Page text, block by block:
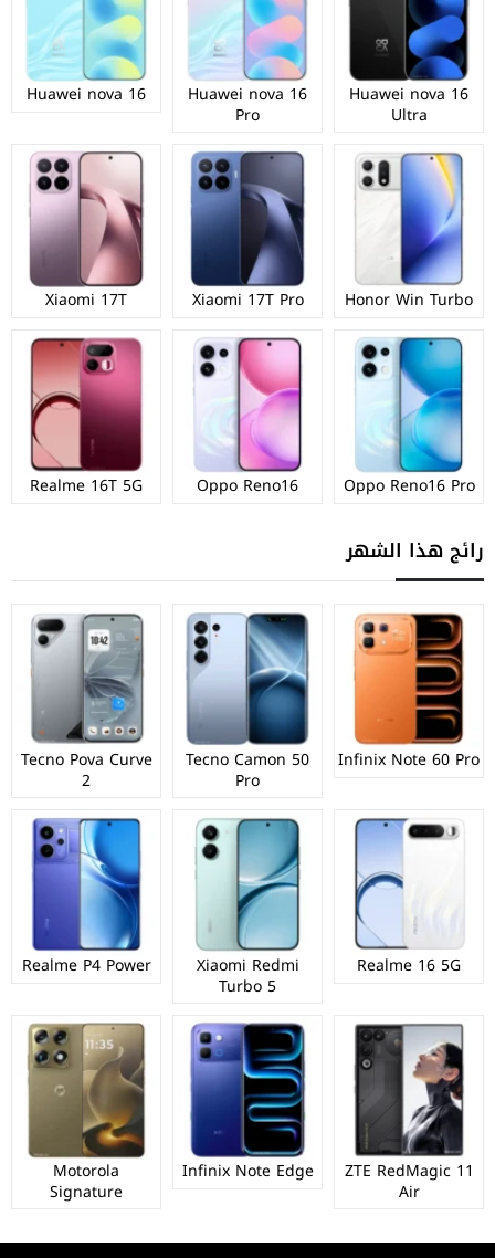
Huawei nova 16
Ultra
Huawei nova 16
Pro
Huawei nova 16
Honor Win Turbo
Xiaomi 17T Pro
Xiaomi 17T
Oppo Reno16 Pro
Oppo Reno16
Realme 16T 5G
رائج هذا الشهر
Infinix Note 60 Pro
Tecno Camon 50
Pro
Tecno Pova Curve
2
Realme 16 5G
Xiaomi Redmi
Turbo 5
Realme P4 Power
ZTE RedMagic 11
Air
Infinix Note Edge
Motorola
Signature